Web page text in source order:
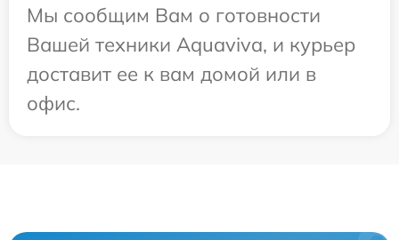
Мы сообщим Вам о готовности
Вашей техники Aquaviva, и курьер
доставит ее к вам домой или в
офис.